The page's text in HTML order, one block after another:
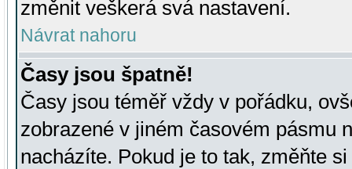
změnit veškerá svá nastavení.
Návrat nahoru
Časy jsou špatně!
Časy jsou téměř vždy v pořádku,
zobrazené v jiném časovém pásmu
nacházíte. Pokud je to tak, změňte